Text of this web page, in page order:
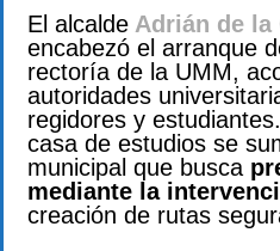
El alcalde Adrián de la
encabezó el arranque
rectoría de la UMM,
autoridades
regidores y
casa de estudios se
municipal que busca
mediante la
creación de rutas